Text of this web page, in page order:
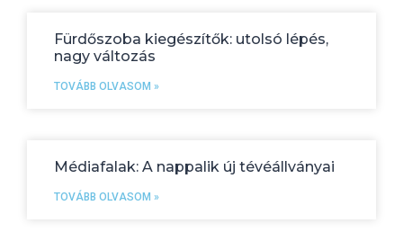
Fürdőszoba kiegészítők: utolsó lépés,
nagy változás
TOVÁBB OLVASOM »
Médiafalak: A nappalik új tévéállványai
TOVÁBB OLVASOM »